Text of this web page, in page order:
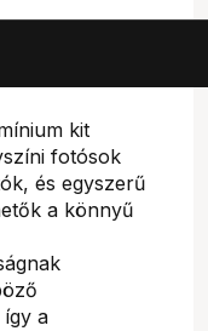
kit
fotósok
és egyszerű
a könnyű
a